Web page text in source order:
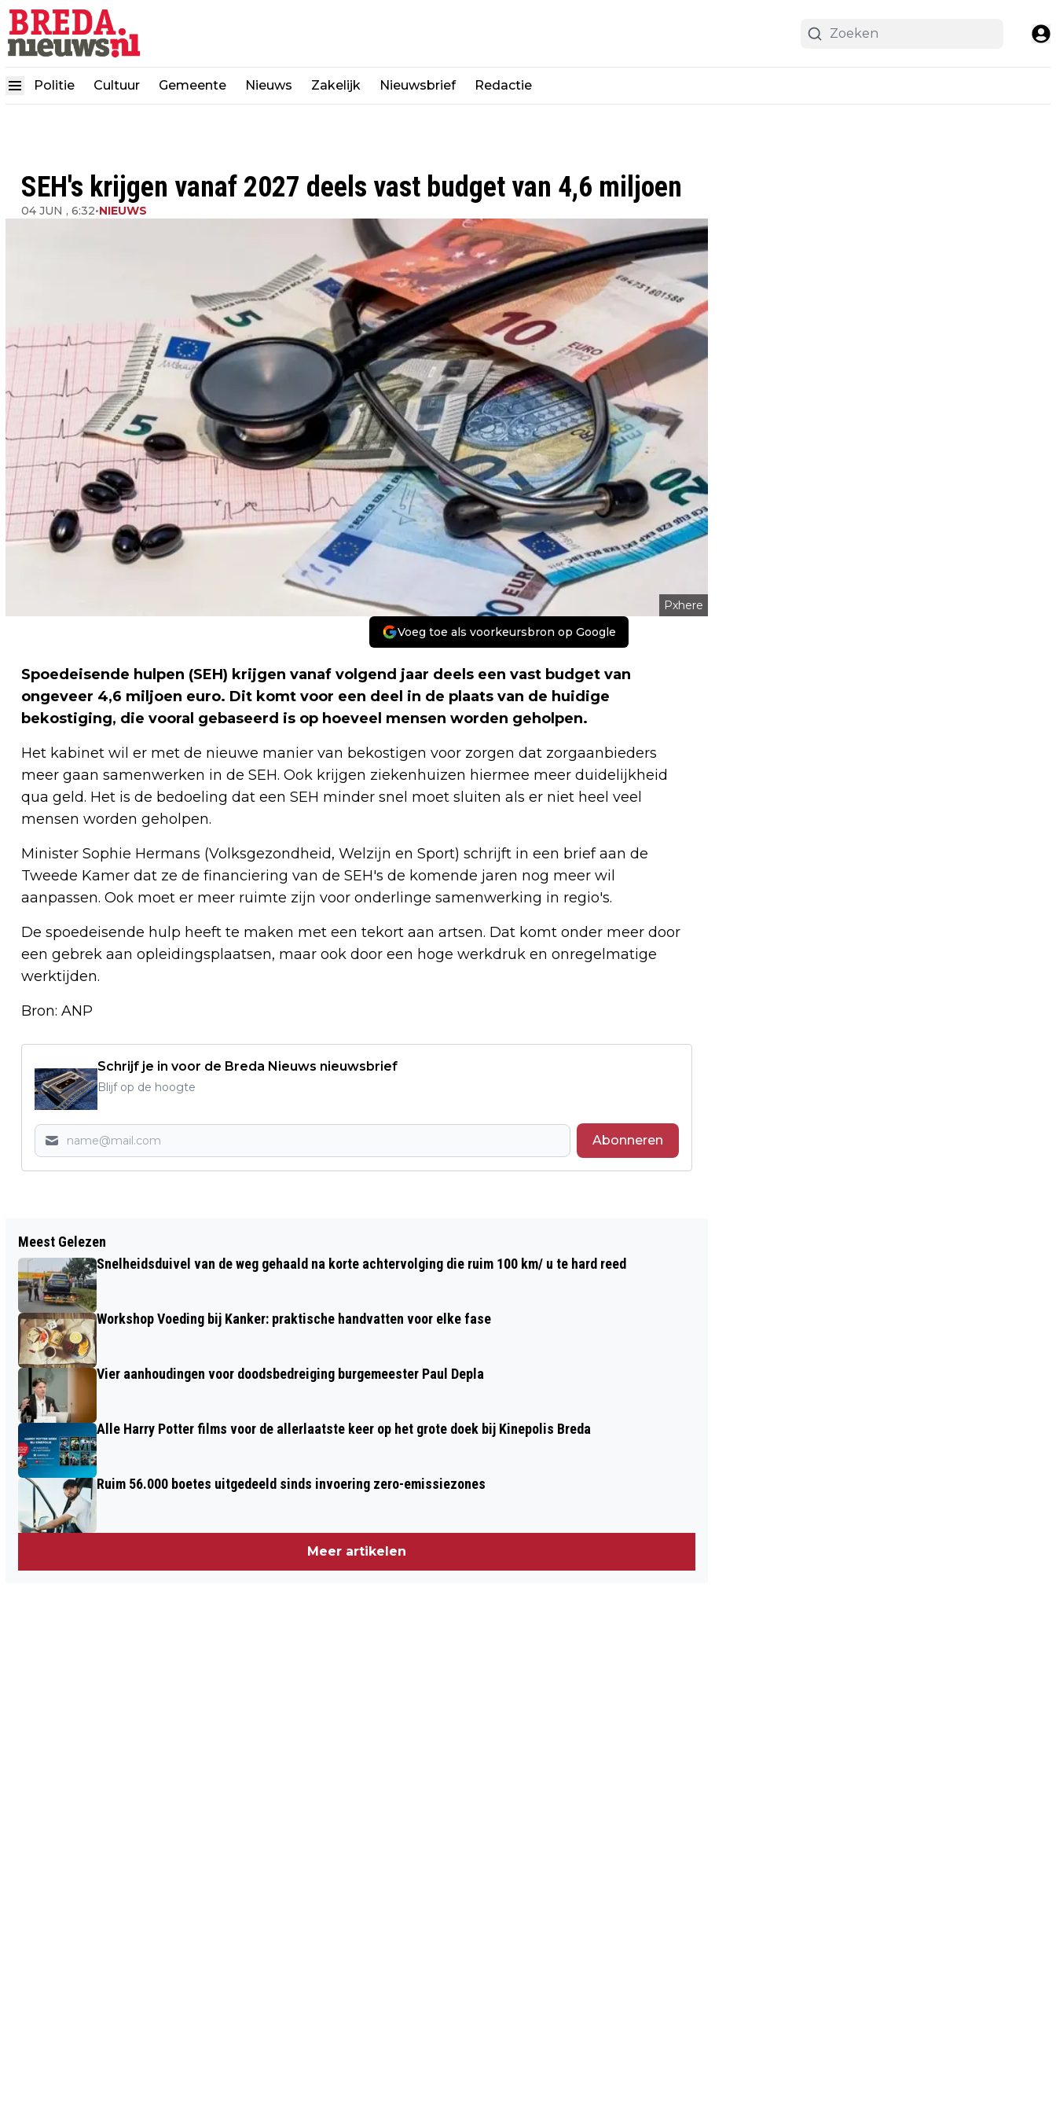
Politie Cultuur Gemeente Nieuws Zakelijk Nieuwsbrief Redactie
SEH's krijgen vanaf 2027 deels vast budget van 4,6 miljoen
04 JUN , 6:32•NIEUWS
Pxhere
Voeg toe als voorkeursbron op Google
Spoedeisende hulpen (SEH) krijgen vanaf volgend jaar deels een vast budget van
ongeveer 4,6 miljoen euro. Dit komt voor een deel in de plaats van de huidige
bekostiging, die vooral gebaseerd is op hoeveel mensen worden geholpen.
Het kabinet wil er met de nieuwe manier van bekostigen voor zorgen dat zorgaanbieders
meer gaan samenwerken in de SEH. Ook krijgen ziekenhuizen hiermee meer duidelijkheid
qua geld. Het is de bedoeling dat een SEH minder snel moet sluiten als er niet heel veel
mensen worden geholpen.
Minister Sophie Hermans (Volksgezondheid, Welzijn en Sport) schrijft in een brief aan de
Tweede Kamer dat ze de financiering van de SEH's de komende jaren nog meer wil
aanpassen. Ook moet er meer ruimte zijn voor onderlinge samenwerking in regio's.
De spoedeisende hulp heeft te maken met een tekort aan artsen. Dat komt onder meer door
een gebrek aan opleidingsplaatsen, maar ook door een hoge werkdruk en onregelmatige
werktijden.
Bron: ANP
Schrijf je in voor de Breda Nieuws nieuwsbrief
Blijf op de hoogte
Abonneren
BAS (45) UIT PRINSENBEEK ZET MISSIE
VOORT RICHTING TANZANIA: "NIETS
DOEN VOELDE GROTER"
BEEMDEN ONTVANGT 5.000 EURO VAN
Meest Gelezen
Snelheidsduivel van de weg gehaald na korte achtervolging die ruim 100 km/ u te hard reed
Workshop Voeding bij Kanker: praktische handvatten voor elke fase
Vier aanhoudingen voor doodsbedreiging burgemeester Paul Depla
Alle Harry Potter films voor de allerlaatste keer op het grote doek bij Kinepolis Breda
Ruim 56.000 boetes uitgedeeld sinds invoering zero-emissiezones
Meer artikelen